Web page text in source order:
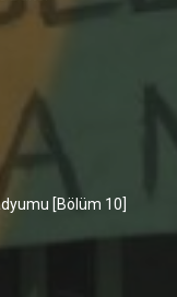
[Bölüm 10]